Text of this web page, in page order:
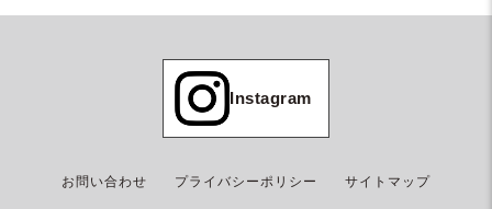
Instagram
お問い合わせ プライバシーポリシー サイトマップ